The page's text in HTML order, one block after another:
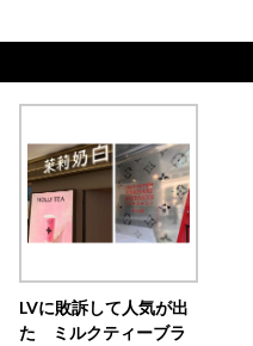
LVに敗訴して人気が出
た ミルクティーブラ